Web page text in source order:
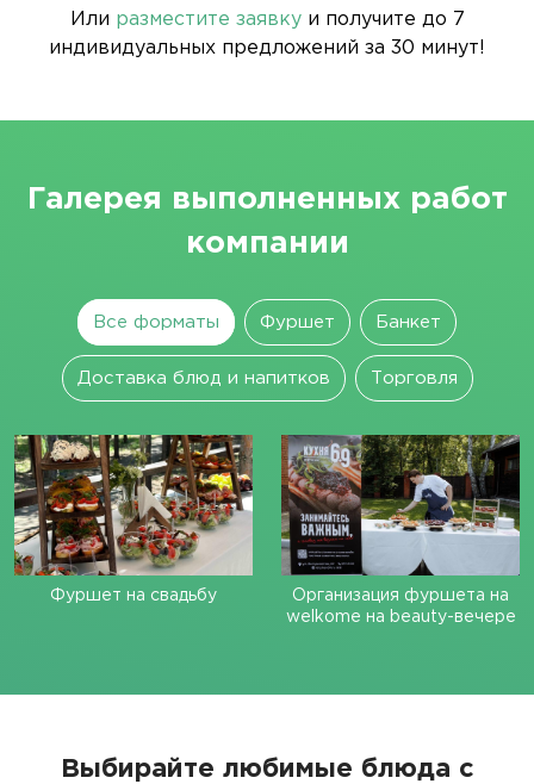
Или разместите заявкуи получите до 7
индивидуальных предложений за 30 минут!
Галерея выполненных работ
компании
Все форматы Фуршет Банкет
Доставка блюд и напитков Торговля
Фуршет на свадьбу
Организация фуршета на
welkome на beauty-вечере
Выбирайте любимые блюда с